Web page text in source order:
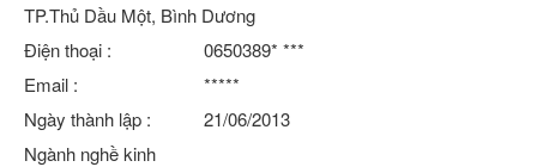
TP.Thủ Dầu Một, Bình Dương
Điện thoại :
0650389* ***
Email :
*****
Ngày thành lập :
21/06/2013
Ngành nghề kinh